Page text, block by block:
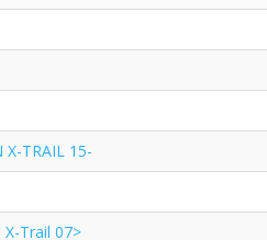
TRAIL 15-
Trail 07>